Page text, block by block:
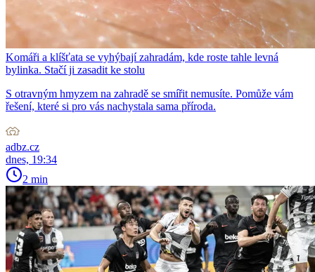
Komáři a klíšťata se vyhýbají zahradám, kde roste tahle levná
bylinka. Stačí ji zasadit ke stolu
S otravným hmyzem na zahradě se smířit nemusíte. Pomůže vám
řešení, které si pro vás nachystala sama příroda.
adbz.cz
dnes, 19:34
2 min